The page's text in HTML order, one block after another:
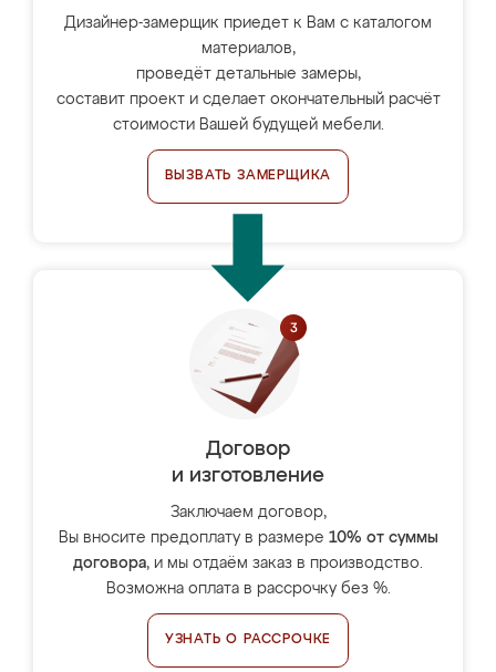
Дизайнер-замерщик приедет к Вам с каталогом
материалов,
проведёт детальные замеры,
составит проект и сделает окончательный расчёт
стоимости Вашей будущей мебели.
ВЫЗВАТЬ ЗАМЕРЩИКА
Договор
и изготовление
Заключаем договор,
Вы вносите предоплату в размере 10% от суммы
договора, и мы отдаём заказ в производство.
Возможна оплата в рассрочку без %.
УЗНАТЬ О РАССРОЧКЕ